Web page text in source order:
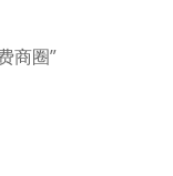
商圈”